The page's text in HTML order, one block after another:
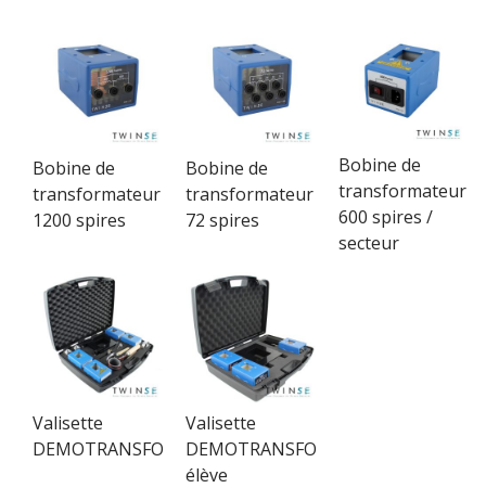
Bobine de
transformateur
1200 spires
Bobine de
transformateur
72 spires
Bobine de
transformateur
600 spires /
secteur
Valisette
DEMOTRANSFO
Valisette
DEMOTRANSFO
élève